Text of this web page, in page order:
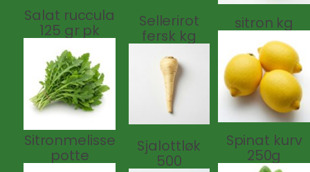
Salat ruccula
125 gr pk Sellerirot
fersk kg
sitron kg
Sitronmelisse
potte Sjalottløk
500
Spinat kurv
250g